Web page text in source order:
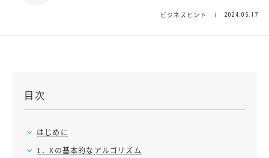
ビジネスヒント 2024.05.17
目次
はじめに
1．Xの基本的なアルゴリズム